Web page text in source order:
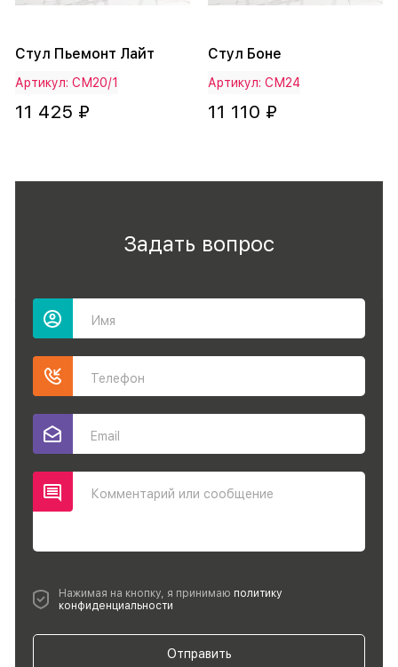
Стул Пьемонт Лайт
Артикул: СМ20/1
11 425 ₽
Стул Боне
Артикул: СМ24
11 110 ₽
Задать вопрос
Имя
Телефон
Email
Комментарий или сообщение
Нажимая на кнопку, я принимаю политику
конфиденциальности
Отправить